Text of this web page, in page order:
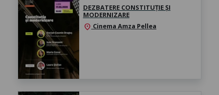
DEZBATERE CONSTITUȚIE ȘI
MODERNIZARE
location_on Cinema Amza Pellea